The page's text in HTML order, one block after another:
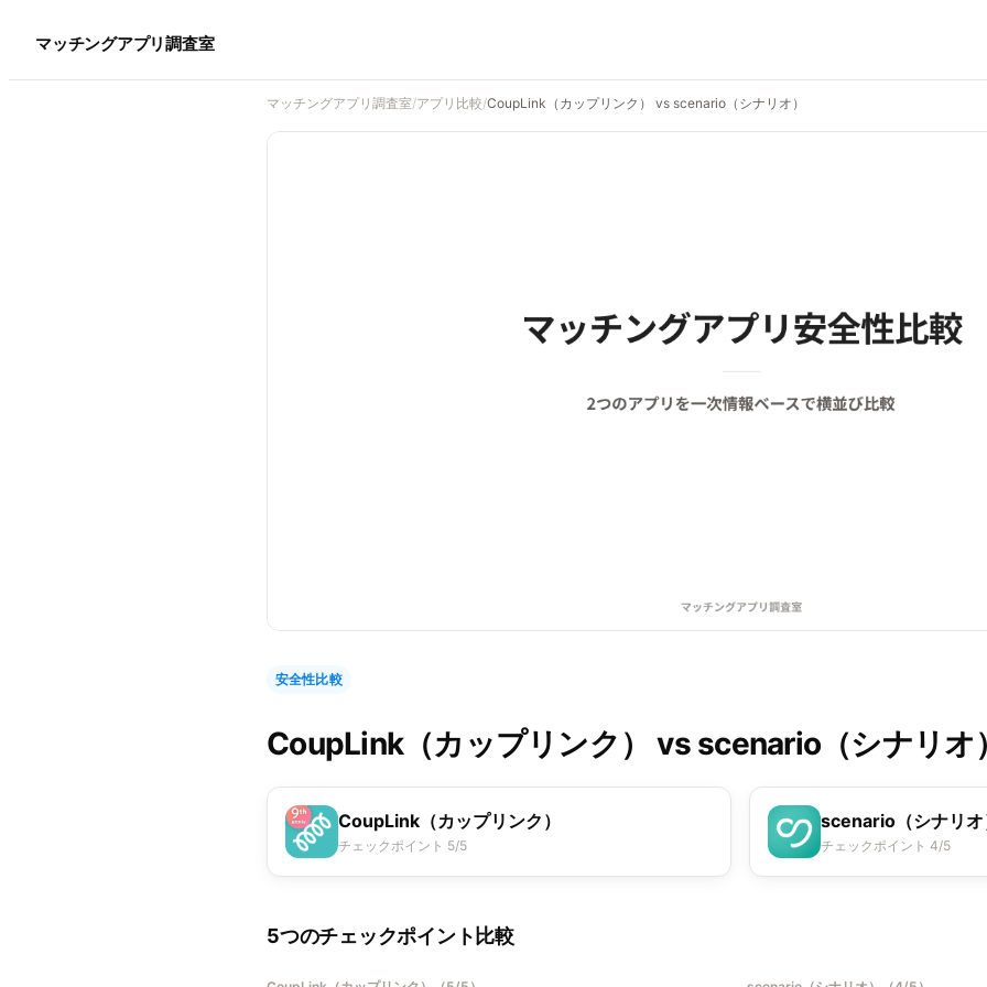
マッチングアプリ調査室
マッチングアプリ調査室/アプリ比較/CoupLink（カップリンク） vs scenario（シナリオ）
安全性比較
CoupLink（カップリンク） vs scenario（シナリオ
CoupLink（カップリンク）
チェックポイント 5/5
scenario（シナリオ
チェックポイント 4/5
5つのチェックポイント比較